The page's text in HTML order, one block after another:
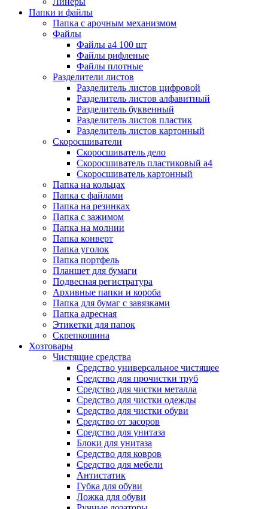
Папки и файлы
Папка с арочным механизмом
Файлы
Файлы а4 100 шт
Файлы рифленые
Файлы плотные
Разделители листов
Разделитель листов цифровой
Разделитель листов алфавитный
Разделитель буквенный
Разделитель листов пластик
Разделитель листов картонный
Скоросшиватели
Скоросшиватель дело
Скоросшиватель пластиковый а4
Скоросшиватель картонный
Папка на кольцах
Папка с файлами
Папка на резинках
Папка с зажимом
Папка на молнии
Папка конверт
Папка уголок
Папка портфель
Планшет для бумаги
Подвесная регистратура
Архивные папки и короба
Папка для бумаг с завязками
Папка адресная
Этикетки для папок
Скрепкошина
Хозтовары
Чистящие средства
Средство универсальное чистящее
Средство для прочистки труб
Средство для чистки металла
Средство для чистки одежды
Средство для чистки обуви
Средство от засоров
Средство для унитаза
Блоки для унитаза
Средство для ковров
Средство для мебели
Антистатик
Губка для обуви
Ложка для обуви